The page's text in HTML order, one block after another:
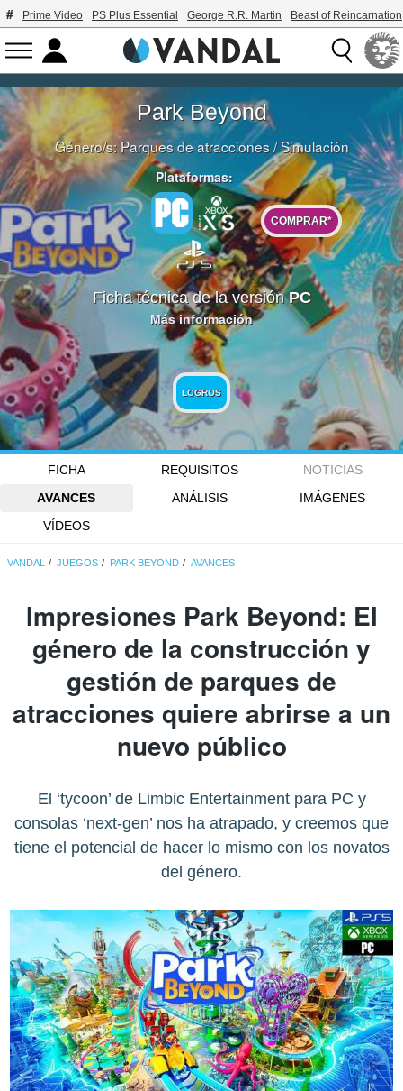
Prime Video PS Plus Essential George R.R. Martin Beast of Reincarnation
Park Beyond
Género/s: Parques de atracciones/Simulación
Plataformas:
COMPRAR*
Ficha técnica de la versiónPC
Más información
LOGROS
FICHA REQUISITOS
NOTICIAS
AVANCES
ANÁLISIS
IMÁGENES
VÍDEOS
VANDAL JUEGOS PARK BEYOND AVANCES
Impresiones Park Beyond: El
género de la construcción y
gestión de parques de
atracciones quiere abrirse a un
nuevo público
El ‘tycoon’ de Limbic Entertainment para PC y
consolas ‘next-gen’ nos ha atrapado, y creemos que
tiene el potencial de hacer lo mismo con los novatos
del género.